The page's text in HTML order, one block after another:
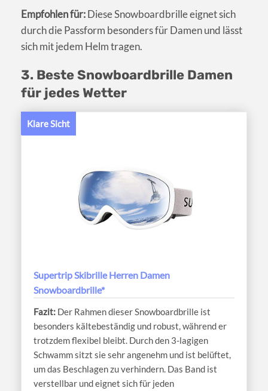
Empfohlen für:Diese Snowboardbrille eignet sich
durch die Passform besonders für Damen und lässt
sich mit jedem Helm tragen.
3. Beste Snowboardbrille Damen
für jedes Wetter
Klare Sicht
Supertrip Skibrille Herren Damen
Snowboardbrille*
Der Rahmen dieser Snowboardbrille ist
besonders kältebeständig und robust, während er
trotzdem flexibel bleibt. Durch den 3-lagigen
Schwamm sitzt sie sehr angenehm und ist belüftet,
um das Beschlagen zu verhindern. Das Band ist
verstellbar und eignet sich für jeden